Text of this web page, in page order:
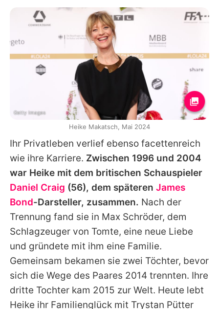
Ihr Privatleben verlief ebenso facettenreich
wie ihre Karriere. Zwischen 1996 und 2004
war Heike mit dem britischen Schauspieler
Daniel Craig (56), dem späteren James
Bond-Darsteller, zusammen. Nach der
Trennung fand sie in Max Schröder, dem
Schlagzeuger von Tomte, eine neue Liebe
und gründete mit ihm eine Familie.
Gemeinsam bekamen sie zwei Töchter, bevor
sich die Wege des Paares 2014 trennten. Ihre
dritte Tochter kam 2015 zur Welt. Heute lebt
Heike ihr Familienglück mit Trystan Pütter
Getty Images
Heike Makatsch, Mai 2024